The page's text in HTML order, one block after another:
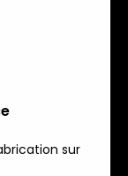
sur